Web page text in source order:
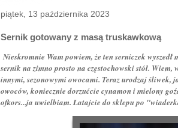
piątek, 13 października 2023
Sernik gotowany z masą truskawkową
Nieskromnie Wam powiem, że ten serniczek
sernik na zimno prosto na częstochowski stół.
innymi, sezonowymi owocami. Teraz urodzaj śliwek,
owoców, koniecznie dorzućcie cynamon i mielony
ofkors...ja uwielbiam. Latajcie do sklepu po